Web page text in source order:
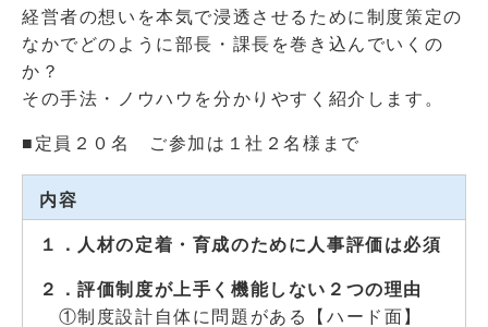
経営者の想いを本気で浸透させるために制度策定の
なかでどのように部長・課長を巻き込んでいくの
か？
その手法・ノウハウを分かりやすく紹介します。
■定員２０名 ご参加は１社２名様まで
内容
１．人材の定着・育成のために人事評価は必須
２．評価制度が上手く機能しない２つの理由
①制度設計自体に問題がある【ハード面】